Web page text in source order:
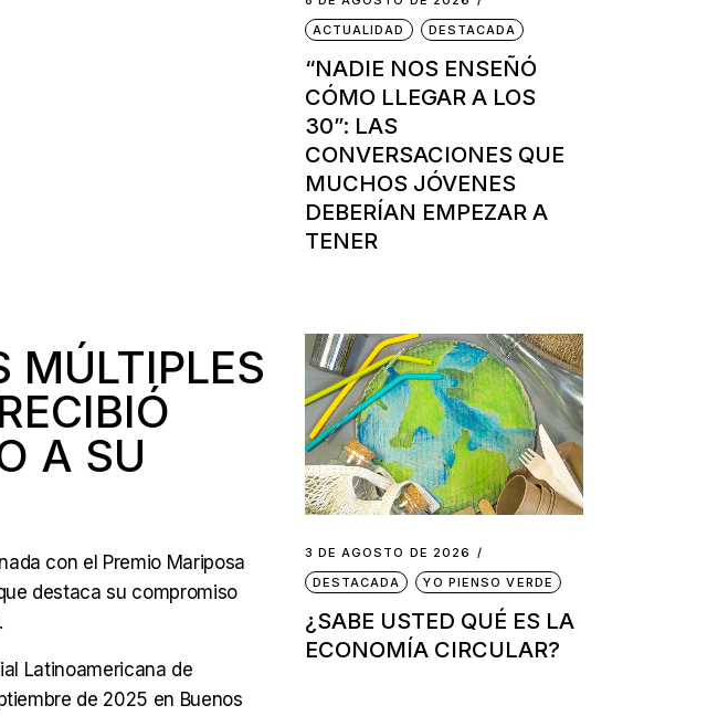
MÚLTIPLES
A SU
con el Premio Mariposa
destaca su compromiso
Latinoamericana de
de 2025 en Buenos
ACTUALIDAD
DESTACADA
“NADIE NOS ENSEÑÓ
CÓMO LLEGAR A LOS
30”: LAS
CONVERSACIONES QUE
MUCHOS JÓVENES
DEBERÍAN EMPEZAR A
TENER
3 DE AGOSTO DE 2026
DESTACADA
YO PIENSO VERDE
¿SABE USTED QUÉ ES LA
ECONOMÍA CIRCULAR?